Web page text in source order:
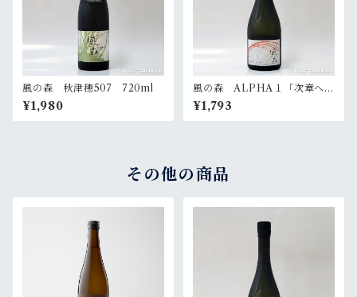
風の森 秋津穂507 720ml
¥1,980
風の森 ALPHA１「次章への
扉」 720ml
¥1,793
その他の商品